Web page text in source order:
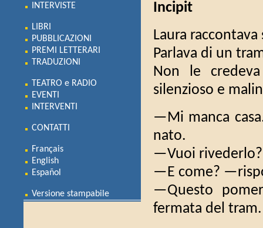
INTERVISTE
LIBRI
PUBBLICAZIONI
PREMI LETTERARI
TRADUZIONI
TEATRO e RADIO
EVENTI
INTERVENTI
CONTATTI
Français
English
Español
Versione stampabile
Incipit
Laura
Parlava di un
Non le
silenzioso e
—Mi manca
nato.
—Vuoi
—E come?
—Questo
fermata del